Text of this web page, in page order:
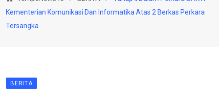
BISNIS
HUKRIM
Kementerian Komunikasi Dan Informatika Atas 2 Berkas Perkara
Tersangka
BERITA